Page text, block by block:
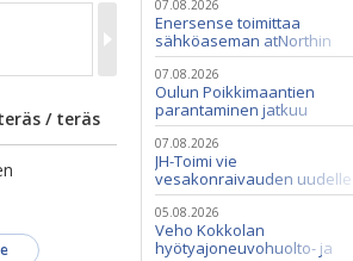
/ teräs
07.08.2026
Enersense toimittaa
sähköaseman atNorthin
datakeskukseen
07.08.2026
Oulun Poikkimaantien
parantaminen jatkuu
07.08.2026
JH-Toimi vie
vesakonraivauden uudelle
tasolle Casen ja Seppi-
murskaimen avulla
05.08.2026
Veho Kokkolan
hyötyajoneuvohuolto- ja